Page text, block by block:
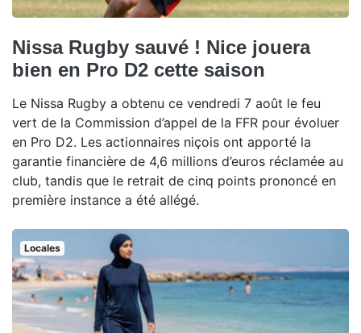
Nissa Rugby sauvé ! Nice jouera
bien en Pro D2 cette saison
Le Nissa Rugby a obtenu ce vendredi 7 août le feu
vert de la Commission d’appel de la FFR pour évoluer
en Pro D2. Les actionnaires niçois ont apporté la
garantie financière de 4,6 millions d’euros réclamée au
club, tandis que le retrait de cinq points prononcé en
première instance a été allégé.
Locales